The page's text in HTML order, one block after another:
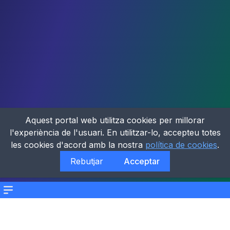
Menu
Aquest portal web utilitza cookies per millorar
l'experiència de l'usuari. En utilitzar-lo, accepteu totes
les cookies d'acord amb la nostra política de cookies.
Rebutjar
Acceptar